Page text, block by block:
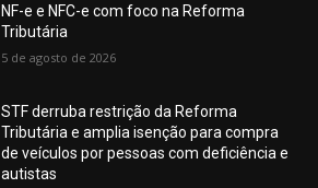
NF-e e NFC-e com foco na Reforma
Tributária
5 de agosto de 2026
STF derruba restrição da Reforma
Tributária e amplia isenção para compra
de veículos por pessoas com deficiência e
autistas